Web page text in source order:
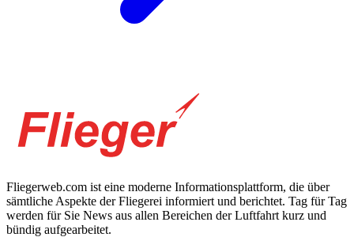
Fliegerweb.com ist eine moderne Informationsplattform, die über
sämtliche Aspekte der Fliegerei informiert und berichtet. Tag für Tag
werden für Sie News aus allen Bereichen der Luftfahrt kurz und
bündig aufgearbeitet.